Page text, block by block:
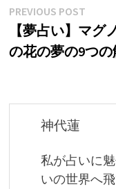
投
稿
ナ
PREVIOUS POST
post:
【夢占い】マグ
の花の夢の9つ
神代蓮
私が占いに
いの世界へ